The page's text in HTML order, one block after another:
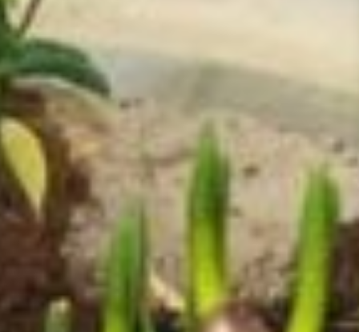
belangrijk veel visueel en tastbaar te maken.
Vastentrommel
Vroeger werd in de Vastentijd een
vastentrommeltje gebruikt. Dit is nog steeds
een mooi gebruik. Kinderen leren op weg
naar Pasen zichzelf iets te ontzeggen en iets
over te hebben voor een ander. Versier
samen met je kinderen een trommeltje met
gekleurd papier en plak er een afbeelding op
van Jezus op het kruis. Schrijf daarop: Ieder
snoepje dat ik bewaar, is voor Jezus een
liefdesgebaar. Leg uit aan je kinderen dat het